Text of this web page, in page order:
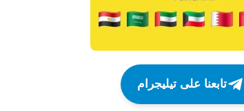
تابعنا على تيليجرام